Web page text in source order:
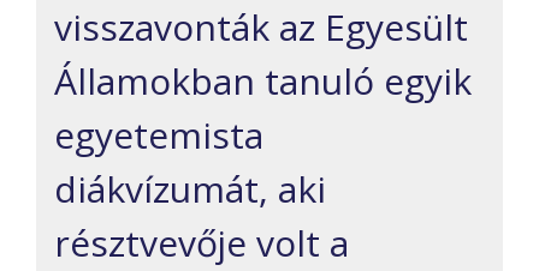
visszavonták az Egyesült
Államokban tanuló egyik
egyetemista
diákvízumát, aki
résztvevője volt a